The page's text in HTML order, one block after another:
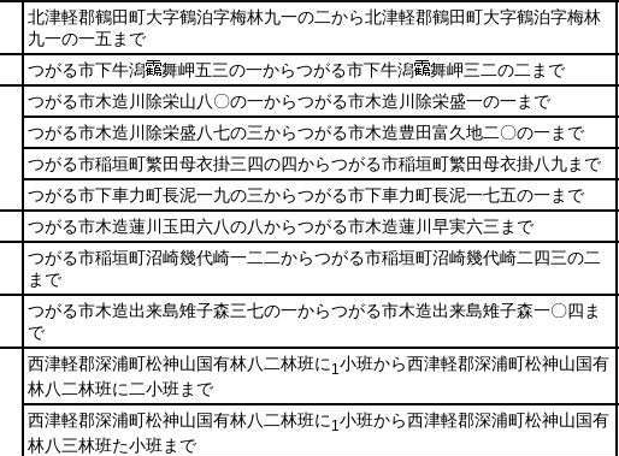
北津軽郡鶴田町大字鶴泊字梅林九一の二から北津軽郡鶴田町大字鶴泊字梅林
九一の一五まで
つがる市下牛潟 舞岬五三の一からつがる市下牛潟 舞岬三二の二まで
つがる市木造川除栄山八〇の一からつがる市木造川除栄盛一の一まで
つがる市木造川除栄盛八七の三からつがる市木造豊田富久地二〇の一まで
つがる市稲垣町繁田母衣掛三四の四からつがる市稲垣町繁田母衣掛八九まで
つがる市下車力町長泥一九の三からつがる市下車力町長泥一七五の一まで
つがる市木造蓮川玉田六八の八からつがる市木造蓮川早実六三まで
つがる市稲垣町沼崎幾代崎一二二からつがる市稲垣町沼崎幾代崎二四三の二
まで
つがる市木造出来島雉子森三七の一からつがる市木造出来島雉子森一〇四ま
で
西津軽郡深浦町松神山国有林八二林班に 1 小班から西津軽郡深浦町松神山国有
林八二林班に二小班まで
西津軽郡深浦町松神山国有林八二林班に 1 小班から西津軽郡深浦町松神山国有
林八三林班た小班まで